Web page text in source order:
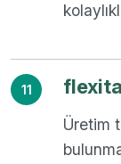
11
Üretim